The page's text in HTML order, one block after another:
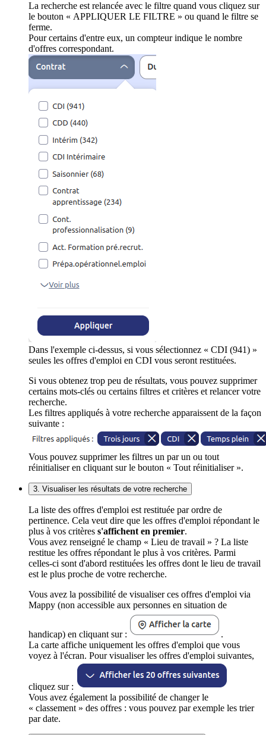
La recherche est relancée avec le filtre quand vous cliquez sur
le bouton « APPLIQUER LE FILTRE » ou quand le filtre se
ferme.
Pour certains d'entre eux, un compteur indique le nombre
d'offres correspondant.
Dans l'exemple ci-dessus, si vous sélectionnez « CDI (941) »
seules les offres d'emploi en CDI vous seront restituées.
Si vous obtenez trop peu de résultats, vous pouvez supprimer
certains mots-clés ou certains filtres et critères et relancer votre
recherche.
Les filtres appliqués à votre recherche apparaissent de la façon
suivante :
Vous pouvez supprimer les filtres un par un ou tout
réinitialiser en cliquant sur le bouton « Tout réinitialiser ».
3. Visualiser les résultats de votre recherche
La liste des offres d'emploi est restituée par ordre de
pertinence. Cela veut dire que les offres d'emploi répondant le
plus à vos critères s'affichent en premier.
Vous avez renseigné le champ « Lieu de travail » ? La liste
restitue les offres répondant le plus à vos critères. Parmi
celles-ci sont d'abord restituées les offres dont le lieu de travail
est le plus proche de votre recherche.
Vous avez la possibilité de visualiser ces offres d'emploi via
Mappy (non accessible aux personnes en situation de
handicap) en cliquant sur :
.
La carte affiche uniquement les offres d'emploi que vous
voyez à l'écran. Pour visualiser les offres d'emploi suivantes,
cliquez sur :
Vous avez également la possibilité de changer le
« classement » des offres : vous pouvez par exemple les trier
par date.